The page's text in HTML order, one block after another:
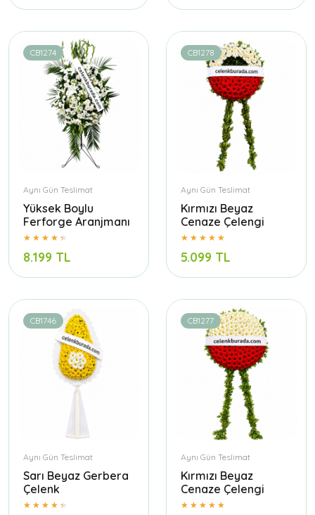
CB1274
Aynı Gün Teslimat
Yüksek Boylu
Ferforge Aranjmanı
8.199 TL
CB1278
Aynı Gün Teslimat
Kırmızı Beyaz
Cenaze Çelengi
5.099 TL
CB1746
Aynı Gün Teslimat
Sarı Beyaz Gerbera
Çelenk
CB1277
Aynı Gün Teslimat
Kırmızı Beyaz
Cenaze Çelengi